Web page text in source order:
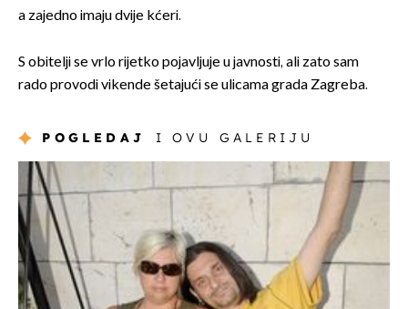
a zajedno imaju dvije kćeri.
S obitelji se vrlo rijetko pojavljuje u javnosti, ali zato sam
rado provodi vikende šetajući se ulicama grada Zagreba.
POGLEDAJ I OVU GALERIJU